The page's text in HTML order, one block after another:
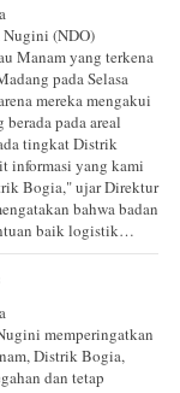
Nugini (NDO)
Manam yang terkena
pada Selasa
mereka mengakui
pada areal
tingkat Distrik
informasi yang kami
Bogia," ujar Direktur
bahwa badan
baik logistik…
memperingatkan
Distrik Bogia,
dan tetap